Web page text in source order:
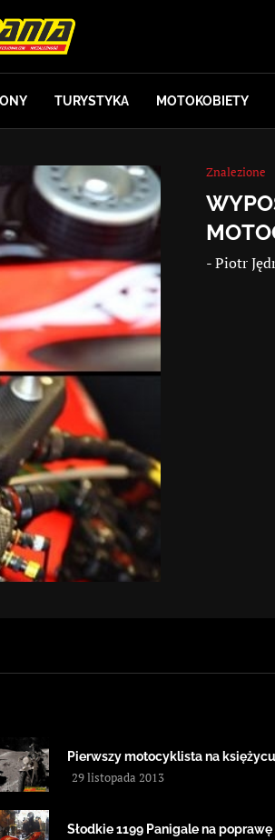
TURYSTYKA MOTOKOBIETY
Znalezione
-Piotr
Pierwszy motocyklista na księżycu
29 listopada 2013
Słodkie 1199 Panigale na